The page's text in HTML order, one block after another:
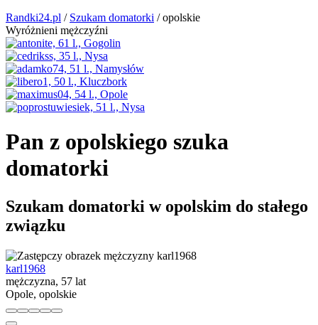
Randki24.pl / Szukam domatorki / opolskie
Wyróżnieni mężczyźni
Pan z opolskiego szuka
domatorki
Szukam domatorki w opolskim do stałego
związku
karl1968
mężczyzna, 57 lat
Opole, opolskie